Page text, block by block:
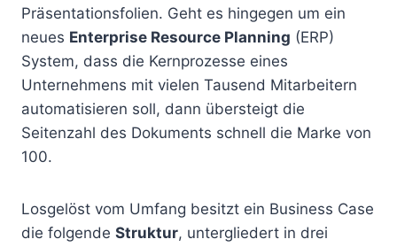
Präsentationsfolien. Geht es hingegen um ein
neues Enterprise Resource Planning (ERP)
System, dass die Kernprozesse eines
Unternehmens mit vielen Tausend Mitarbeitern
automatisieren soll, dann übersteigt die
Seitenzahl des Dokuments schnell die Marke von
100.
Losgelöst vom Umfang besitzt ein Business Case
die folgende Struktur, untergliedert in drei